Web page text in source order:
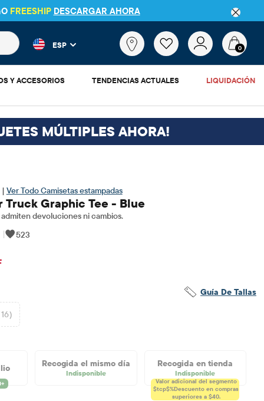
FREESHIP DESCARGAR AHORA
populares y los resultados de productos a medida que
ESP 0
Y ACCESORIOS TENDENCIAS ACTUALES LIQUIDACIÓN
MÚLTIPLES AHORA!
| Ver Todo Camisetas estampadas
Truck Graphic Tee - Blue
admiten devoluciones ni cambios.
|
523
original: $11.5
Guía De Tallas
Recogida el mismo día
Indisponible
Recogida en tienda
Indisponible
Valor adicional del segmento
$tcp$%Descuento en compras
superiores a $40.